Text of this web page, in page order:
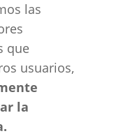
las
que
usuarios,
la